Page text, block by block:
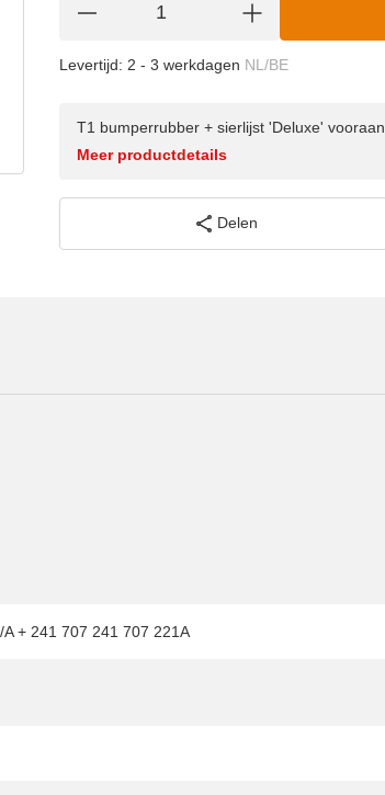
Levertijd: 2 - 3 werkdagen NL/BE
T1 bumperrubber + sierlijst 'Deluxe'
Meer productdetails
Delen
+ 241 707 241 707 221A